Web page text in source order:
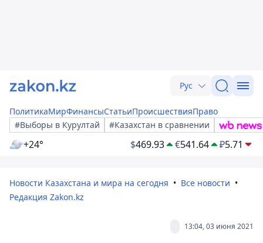
Рус
ПолитикаМирФинансыСтатьиПроисшествияПраво
#Выборы в Курултай
#Казахстан в сравнении
+24° $469.93 €541.64 ₽5.71
Новости Казахстана и мира на сегодня
Все новости
Редакция Zakon.kz
13:04, 03 июня 2021